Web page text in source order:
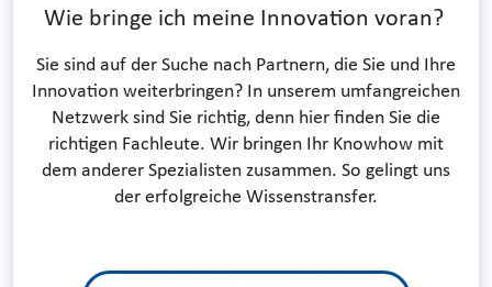
Wie bringe ich meine Innovation voran?
Sie sind auf der Suche nach Partnern, die Sie und Ihre
Innovation weiterbringen? In unserem umfangreichen
Netzwerk sind Sie richtig, denn hier finden Sie die
richtigen Fachleute. Wir bringen Ihr Knowhow mit
dem anderer Spezialisten zusammen. So gelingt uns
der erfolgreiche Wissenstransfer.